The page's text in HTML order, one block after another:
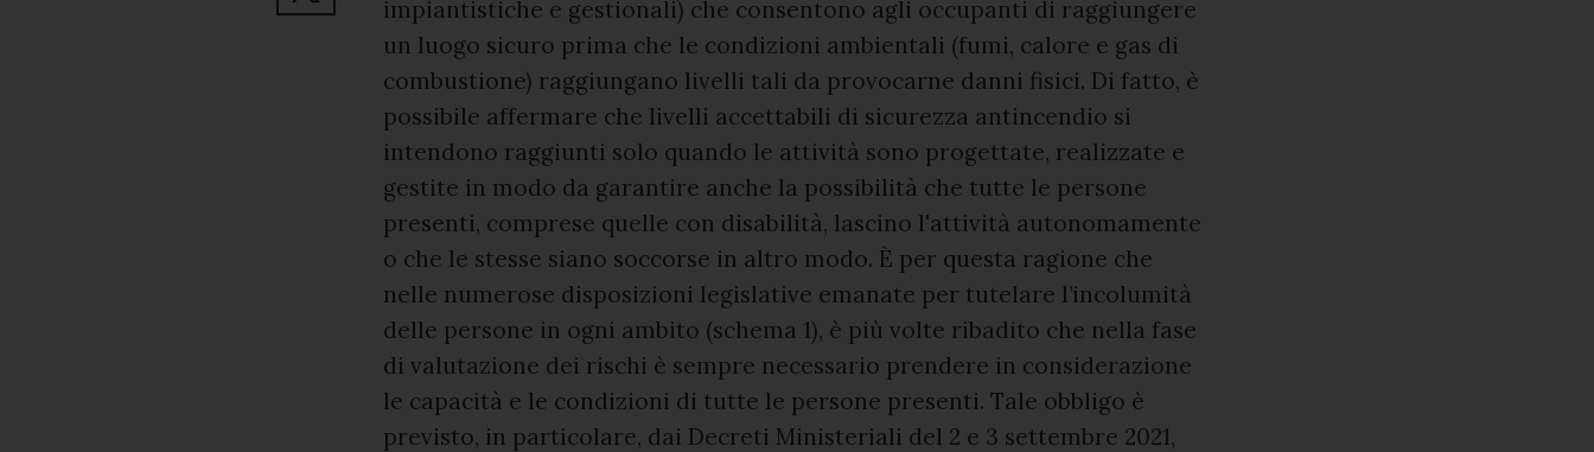
impiantistiche e gestionali) che consentono agli occupanti di raggiungere
un luogo sicuro prima che le condizioni ambientali (fumi, calore e gas di
combustione) raggiungano livelli tali da provocarne danni fisici. Di fatto, è
possibile affermare che livelli accettabili di sicurezza antincendio si
intendono raggiunti solo quando le attività sono progettate, realizzate e
gestite in modo da garantire anche la possibilità che tutte le persone
presenti, comprese quelle con disabilità, lascino l'attività autonomamente
o che le stesse siano soccorse in altro modo. È per questa ragione che
nelle numerose disposizioni legislative emanate per tutelare l’incolumità
delle persone in ogni ambito (schema 1), è più volte ribadito che nella fase
di valutazione dei rischi è sempre necessario prendere in considerazione
le capacità e le condizioni di tutte le persone presenti. Tale obbligo è
previsto, in particolare, dai Decreti Ministeriali del 2 e 3 settembre 2021,